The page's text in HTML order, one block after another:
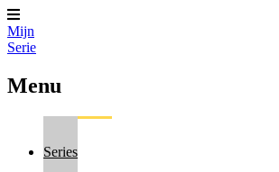
Mijn
Serie
Menu
Series